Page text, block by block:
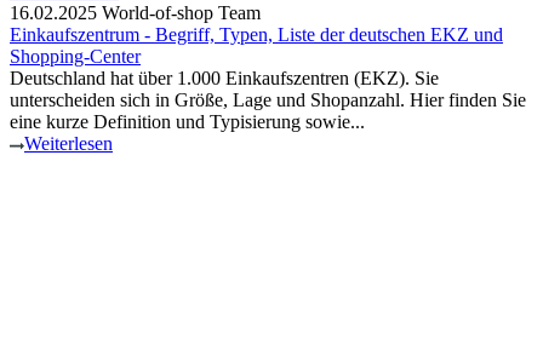
16.02.2025 World-of-shop Team
Einkaufszentrum - Begriff, Typen, Liste der deutschen EKZ und
Shopping-Center
Deutschland hat über 1.000 Einkaufszentren (EKZ). Sie
unterscheiden sich in Größe, Lage und Shopanzahl. Hier finden Sie
eine kurze Definition und Typisierung sowie...
Weiterlesen